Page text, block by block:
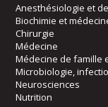
Anesthésiologie et
Biochimie et
Chirurgie
Médecine
Médecine de famille
Microbiologie,
Neurosciences
Nutrition